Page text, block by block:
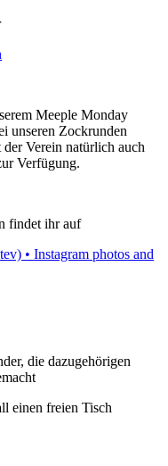
Meeple Monday
unseren Zockrunden
Verein natürlich auch
Verfügung.
findet ihr auf
• Instagram photos and
die dazugehörigen
einen freien Tisch